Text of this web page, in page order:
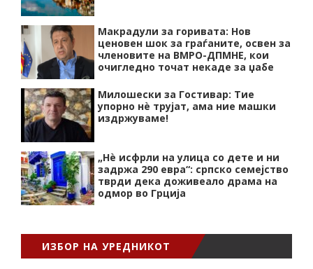
Макрадули за горивата: Нов
ценовен шок за граѓаните, освен за
членовите на ВМРО-ДПМНЕ, кои
очигледно точат некаде за џабе
Милошески за Гостивар: Тие
упорно нѐ трујат, ама ние машки
издржуваме!
„Нѐ исфрли на улица со дете и ни
задржа 290 евра“: српско семејство
тврди дека доживеало драма на
одмор во Грција
ИЗБОР НА УРЕДНИКОТ